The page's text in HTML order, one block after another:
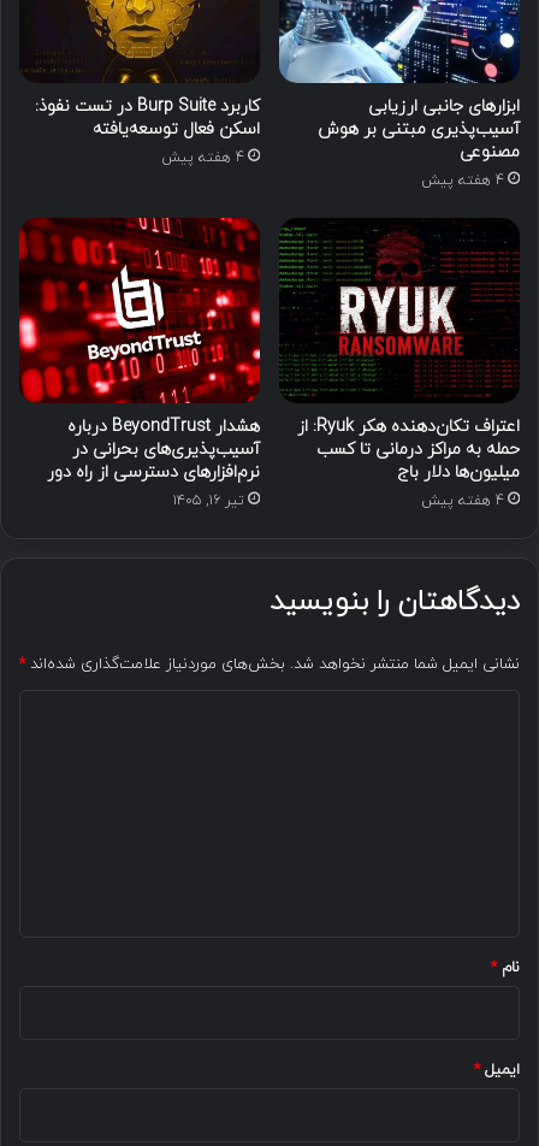
ابزارهای جانبی ارزیابی
آسیب‌پذیری مبتنی بر هوش
مصنوعی
4 هفته پیش
کاربرد Burp Suite در تست نفوذ:
اسکن فعال توسعه‌یافته
4 هفته پیش
اعتراف تکان‌دهنده هکر Ryuk: از
حمله به مراکز درمانی تا کسب
میلیون‌ها دلار باج
4 هفته پیش
هشدار BeyondTrust درباره
آسیب‌پذیری‌های بحرانی در
نرم‌افزارهای دسترسی از راه دور
تیر ۱۶, ۱۴۰۵
دیدگاهتان را بنویسید
نشانی ایمیل شما منتشر نخواهد شد. بخش‌های موردنیاز علامت‌گذاری شده‌اند*
نام*
ایمیل*